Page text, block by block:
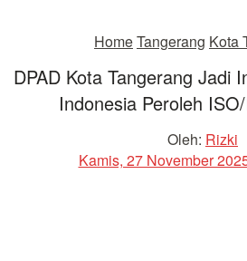
HomeTangerang Kota
DPAD Kota Tangerang Jadi
Indonesia Peroleh
Oleh: Rizki
Kamis, 27 November